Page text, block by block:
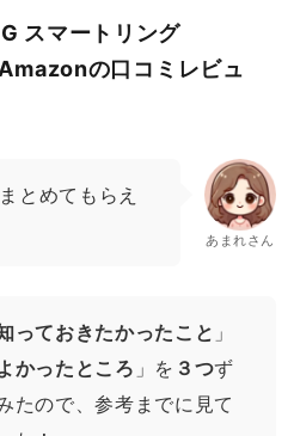
スマートリング
の口コミレビュ
とめてもらえ
あまれさん
っておきたかったこと 」
かったところ 」を ３つず
たので、参考までに見て